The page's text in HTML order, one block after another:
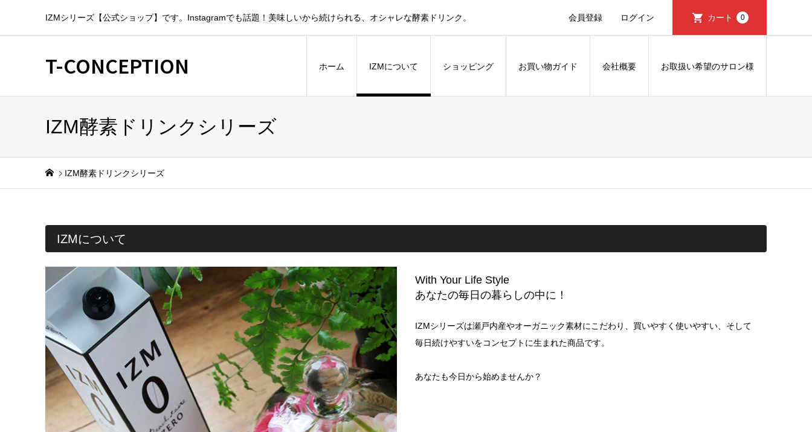
IZMシリーズ【公式ショップ】です。Instagramでも話題！美味しいから続けられる、オシャレな酵素ドリンク。 会員登録 ログイン カート 0
T-CONCEPTION ホーム IZMについて ショッピング お買い物ガイド 会社概要 お取扱い希望のサロン様
IZM酵素ドリンクシリーズ
IZM酵素ドリンクシリーズ
IZMについて
With Your Life Style
あなたの毎日の暮らしの中に！
IZMシリーズは瀬戸内産やオーガニック素材にこだわり、買いやすく使いやすい、そして
毎日続けやすいをコンセプトに生まれた商品です。
あなたも今日から始めませんか？